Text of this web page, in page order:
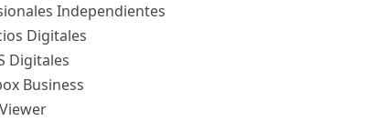
Independientes
Digitales
Digitales
Business